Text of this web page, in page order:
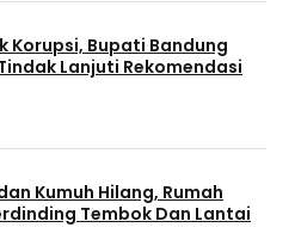
Korupsi, Bupati Bandung
Lanjuti Rekomendasi
Kumuh Hilang, Rumah
Tembok Dan Lantai